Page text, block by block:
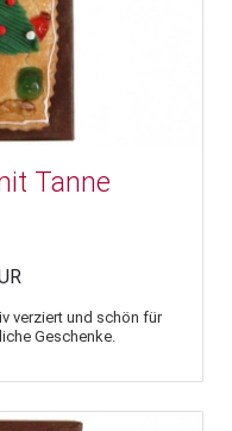
Tanne
verziert und schön für
Geschenke.